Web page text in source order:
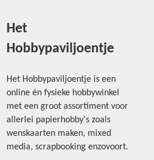
Het
Hobbypaviljoentje
Het Hobbypaviljoentje is een
online én fysieke hobbywinkel
met een groot assortiment voor
allerlei papierhobby's zoals
wenskaarten maken, mixed
media, scrapbooking enzovoort.